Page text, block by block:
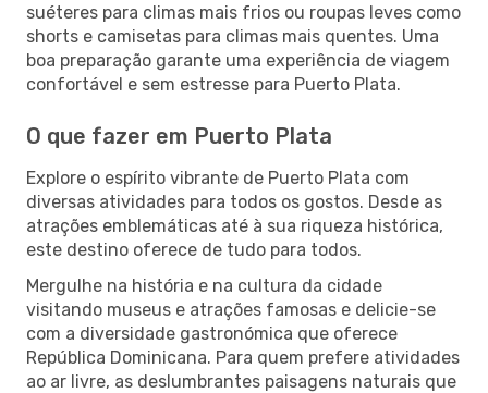
suéteres para climas mais frios ou roupas leves como
shorts e camisetas para climas mais quentes. Uma
boa preparação garante uma experiência de viagem
confortável e sem estresse para Puerto Plata.
O que fazer em Puerto Plata
Explore o espírito vibrante de Puerto Plata com
diversas atividades para todos os gostos. Desde as
atrações emblemáticas até à sua riqueza histórica,
este destino oferece de tudo para todos.
Mergulhe na história e na cultura da cidade
visitando museus e atrações famosas e delicie-se
com a diversidade gastronómica que oferece
República Dominicana. Para quem prefere atividades
ao ar livre, as deslumbrantes paisagens naturais que